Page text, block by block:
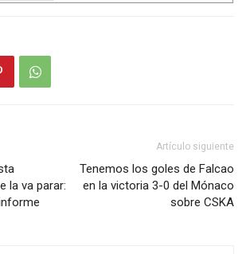
la va parar:
Artículo siguiente
Tenemos los goles de Falcao
en la victoria 3-0 del Mónaco
sobre CSKA